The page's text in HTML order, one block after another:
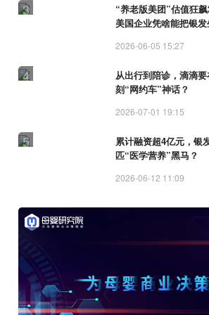
3
“养老版美团”估值狂
美国企业凭啥能把银发
2026-06-05 15:27
4
从出行到陪诊，滴滴
刻“网约车”神话？
2026-07-01 19:15
5
累计融资超4亿元，银
匹“医学营养”黑马？
2026-06-12 11:09